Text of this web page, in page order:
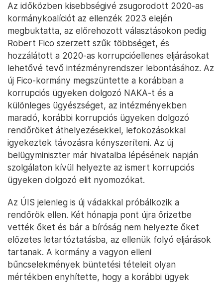
Az időközben kisebbségivé zsugorodott 2020-as
kormánykoalíciót az ellenzék 2023 elején
megbuktatta, az előrehozott választásokon pedig
Robert Fico szerzett szűk többséget, és
hozzálátott a 2020-as korrupcióellenes eljárásokat
lehetővé tevő intézményrendszer lebontásához. Az
új Fico-kormány megszüntette a korábban a
korrupciós ügyeken dolgozó NAKA-t és a
különleges ügyészséget, az intézményekben
maradó, korábbi korrupciós ügyeken dolgozó
rendőröket áthelyezésekkel, lefokozásokkal
igyekeztek távozásra kényszeríteni. Az új
belügyminiszter már hivatalba lépésének napján
szolgálaton kívül helyezte az ismert korrupciós
ügyeken dolgozó elit nyomozókat.
Az ÚIS jelenleg is új vádakkal próbálkozik a
rendőrök ellen. Két hónapja pont újra őrizetbe
vették őket és bár a bíróság nem helyezte őket
előzetes letartóztatásba, az ellenük folyó eljárások
tartanak. A kormány a vagyon elleni
bűncselekmények büntetési tételeit olyan
mértékben enyhítette, hogy a korábbi ügyek